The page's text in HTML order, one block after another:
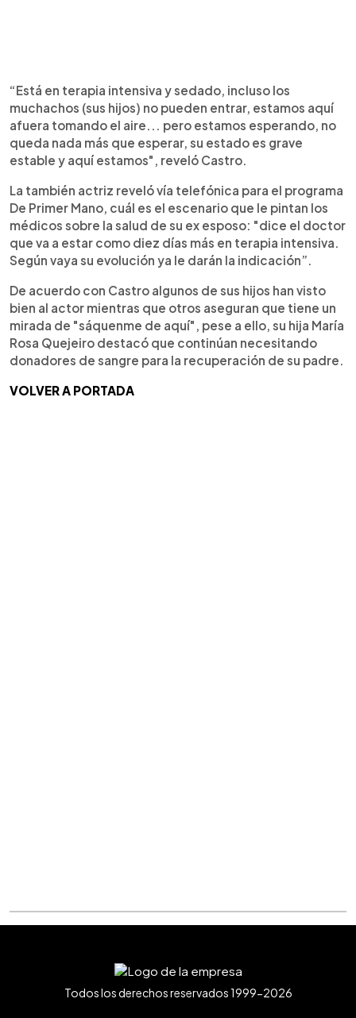
“Está en terapia intensiva y sedado, incluso los
muchachos (sus hijos) no pueden entrar, estamos aquí
afuera tomando el aire... pero estamos esperando, no
queda nada más que esperar, su estado es grave
estable y aquí estamos", reveló Castro.
La también actriz reveló vía telefónica para el programa
De Primer Mano, cuál es el escenario que le pintan los
médicos sobre la salud de su ex esposo: "dice el doctor
que va a estar como diez días más en terapia intensiva.
Según vaya su evolución ya le darán la indicación”.
De acuerdo con Castro algunos de sus hijos han visto
bien al actor mientras que otros aseguran que tiene un
mirada de "sáquenme de aquí", pese a ello, su hija María
Rosa Quejeiro destacó que continúan necesitando
donadores de sangre para la recuperación de su padre.
VOLVER A PORTADA
Todos los derechos reservados 1999-2026